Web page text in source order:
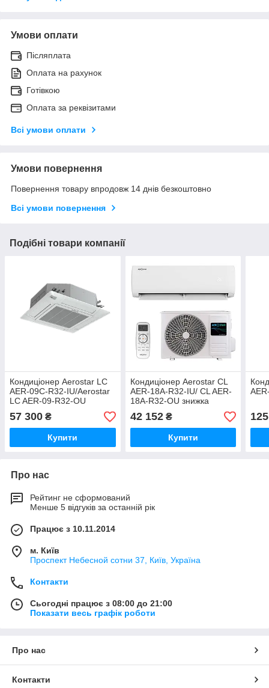
Умови оплати
Післяплата
Оплата на рахунок
Готівкою
Оплата за реквізитами
Всі умови оплати
Умови повернення
Повернення товару впродовж 14 днів безкоштовно
Всі умови повернення
Подібні товари компанії
Кондиціонер Aerostar LC
AER-09C-R32-IU/Aerostar
LC AER-09-R32-OU
напівпромисловий
касетний
57 300 ₴
Купити
Кондиціонер Aerostar CL
AER-18A-R32-IU/ CL AER-
18A-R32-OU знижка
42 152₴
Купити
Про нас
Рейтинг не сформований
Менше 5 відгуків за останній рік
Працює з 10.11.2014
м. Київ
Проспект Небесной сотни 37, Київ, Україна
Контакти
Сьогодні працює з 08:00 до 21:00
Показати весь графік роботи
Про нас
Контакти